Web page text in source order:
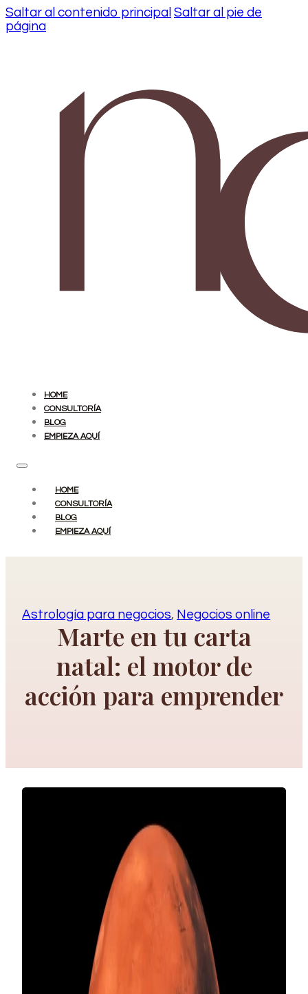
Saltar al contenido principal Saltar al pie de
página
HOME
CONSULTORÍA
BLOG
EMPIEZA AQUÍ
HOME
CONSULTORÍA
BLOG
EMPIEZA AQUÍ
Astrología para negocios, Negocios online
Marte en tu carta
natal: el motor de
acción para emprender